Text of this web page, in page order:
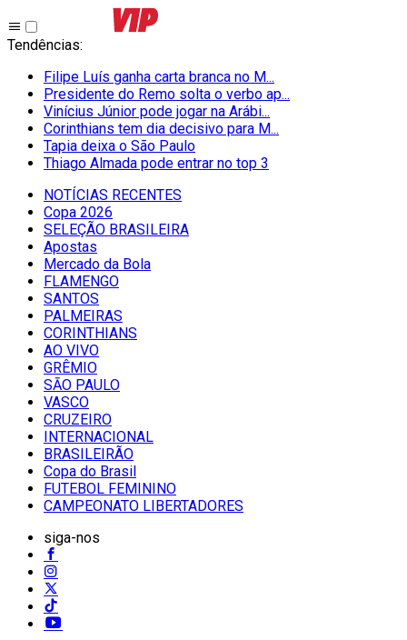
Tendências:
Filipe Luís ganha carta branca no M...
Presidente do Remo solta o verbo ap...
Vinícius Júnior pode jogar na Arábi...
Corinthians tem dia decisivo para M...
Tapia deixa o São Paulo
Thiago Almada pode entrar no top 3
NOTÍCIAS RECENTES
Copa 2026
SELEÇÃO BRASILEIRA
Apostas
Mercado da Bola
FLAMENGO
SANTOS
PALMEIRAS
CORINTHIANS
AO VIVO
GRÊMIO
SĀO PAULO
VASCO
CRUZEIRO
INTERNACIONAL
BRASILEIRÃO
Copa do Brasil
FUTEBOL FEMININO
CAMPEONATO LIBERTADORES
siga-nos